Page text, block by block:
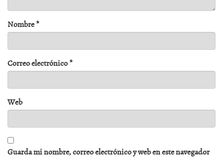
Nombre*
Correo electrónico*
Web
Guarda mi nombre, correo electrónico y web en este navegador